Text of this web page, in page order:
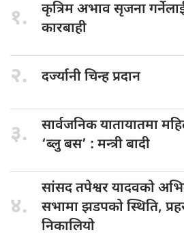
१. कृत्रिम अभावसृजना
कारबाही
२. दर्ज्यानी चिन्हप्रदान
३. सार्वजनिक यातायातमा
‘ब्लु बस’ : मन्त्री बादी
४.
सांसद तपेश्वरयादवको
सभामा झडपको स्थिति,
निकालियो